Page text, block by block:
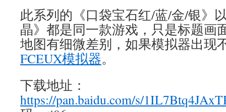
此系列的《口袋宝石红/蓝/金/银》
晶》都是同一款游戏，只是标题画
地图有细微差别，如果模拟器出现
FCEUX模拟器。
下载地址：
https://pan.baidu.com/s/